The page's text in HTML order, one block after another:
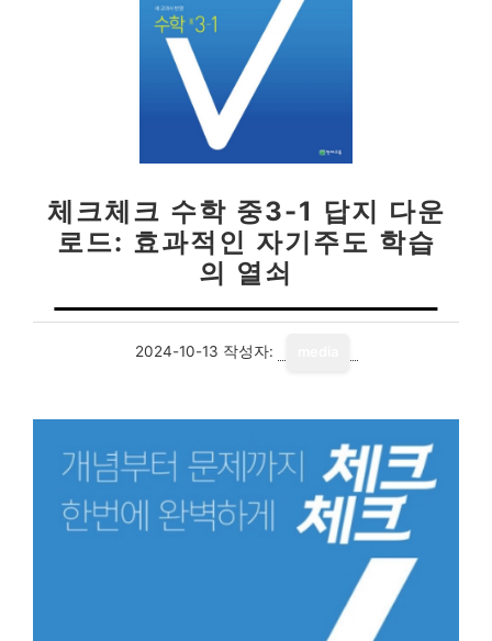
체크체크 수학 중3-1 답지 다운
로드: 효과적인 자기주도 학습
의 열쇠
2024-10-13 작성자: